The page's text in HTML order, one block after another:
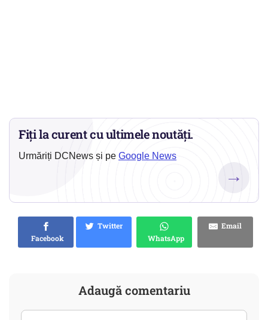
Fiți la curent cu ultimele noutăți.
Urmăriți DCNews și pe Google News
→
Facebook
Twitter
WhatsApp
Email
Adaugă comentariu